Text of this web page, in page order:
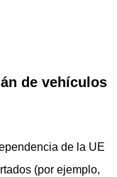
de vehículos
de la UE
(por ejemplo,